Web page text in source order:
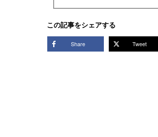
この記事をシェアする
Share Tweet